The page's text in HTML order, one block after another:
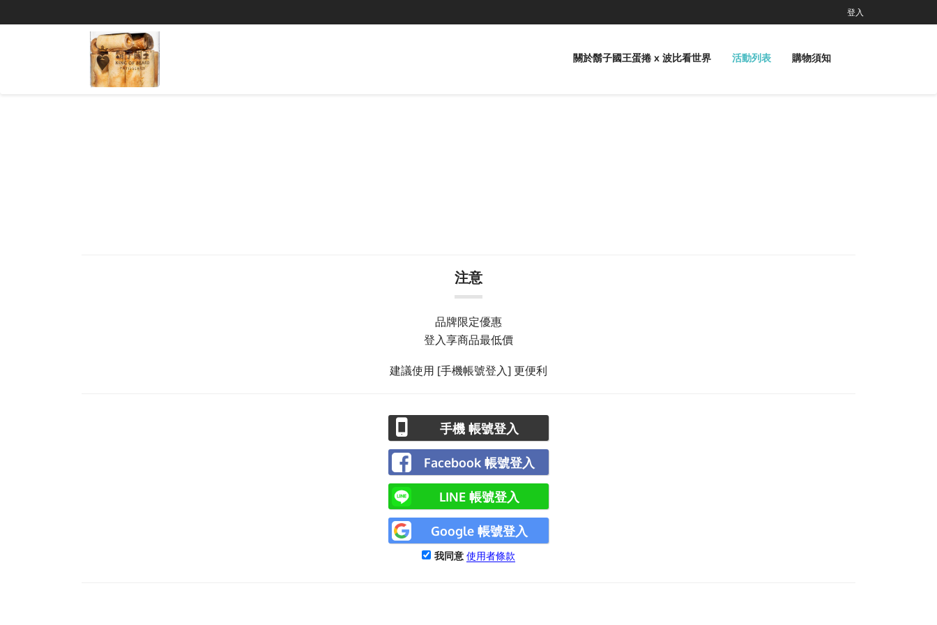
登入
關於鬍子國王蛋捲 x 波比看世界 活動列表 購物須知
注意
品牌限定優惠
登入享商品最低價
建議使用 [手機帳號登入] 更便利
手機 帳號登入
Facebook 帳號登入
LINE 帳號登入
Google 帳號登入
我同意 使用者條款